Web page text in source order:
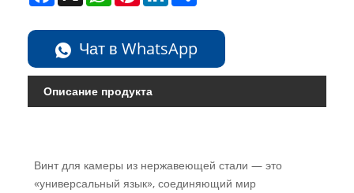
Чат в WhatsApp
Описание продукта
Винт для камеры из нержавеющей стали — это
«универсальный язык», соединяющий мир